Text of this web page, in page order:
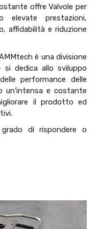
offre Valvole per
elevate prestazioni,
affidabilità e riduzione
è una divisione
si dedica allo sviluppo
performance delle
un’intensa e costante
il prodotto ed
di rispondere o